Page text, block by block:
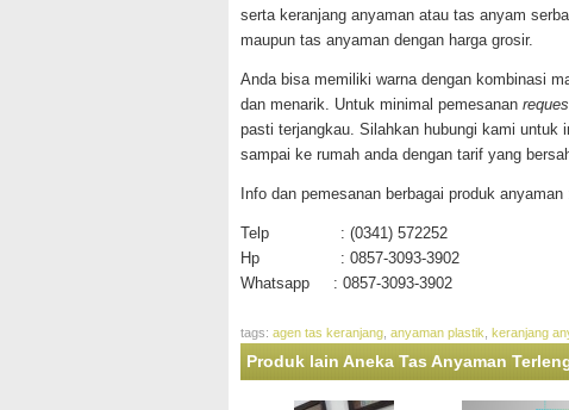
serta keranjang anyaman atau tas anyam
maupun tas anyaman dengan harga grosir.
Anda bisa memiliki warna dengan kombinasi
dan menarik. Untuk minimal pemesanan
pasti terjangkau. Silahkan hubungi kami untuk
sampai ke rumah anda dengan tarif yang
Info dan pemesanan berbagai produk anyaman
Telp : (0341) 572252
Hp : 0857-3093-3902
Whatsapp : 0857-3093-3902
tags: agen tas keranjang anyaman plastik keranjang
Produk lain Aneka Tas Anyaman